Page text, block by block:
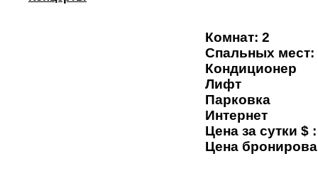
Комнат: 2
Спальных мест:
Кондиционер
Лифт
Парковка
Интернет
Цена за сутки $
Цена